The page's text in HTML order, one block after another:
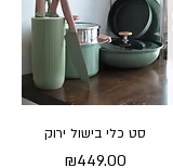
סט כלי בישול ירוק
Price
₪449.00